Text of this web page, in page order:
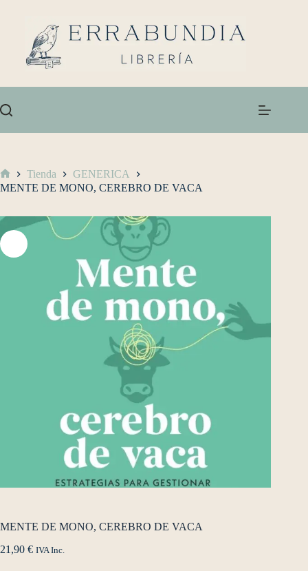
Tienda
GENERICA
MENTE DE MONO, CEREBRO DE VACA
MENTE DE MONO, CEREBRO DE VACA
21,90 € IVA Inc.